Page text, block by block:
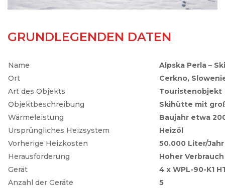
GRUNDLEGENDEN DATEN
Name
Alpska Perla –
Ort
Cerkno,
Art des Objekts
Touristenobjekt
Objektbeschreibung
Skihütte mit
Wärmeleistung
Baujahr etwa
Ursprüngliches Heizsystem
Heizöl
Vorherige Heizkosten
50.000 Liter/Jahr
Herausforderung
Hoher
Gerät
4 x WPL-90-K1
Anzahl der Geräte
5